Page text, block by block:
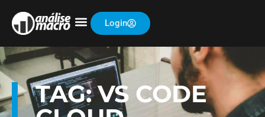
Login
TAG: VS CODE